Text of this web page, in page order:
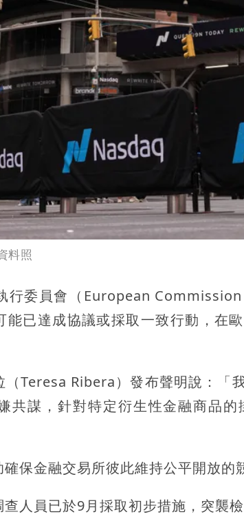
料照
行委員會（European
能已達成協議或採取一致行動，在
Teresa Ribera）發布聲明說：「
共謀，針對特定衍生性金融商品
保金融交易所彼此維持公平開放的
人員已於9月採取初步措施，突襲檢